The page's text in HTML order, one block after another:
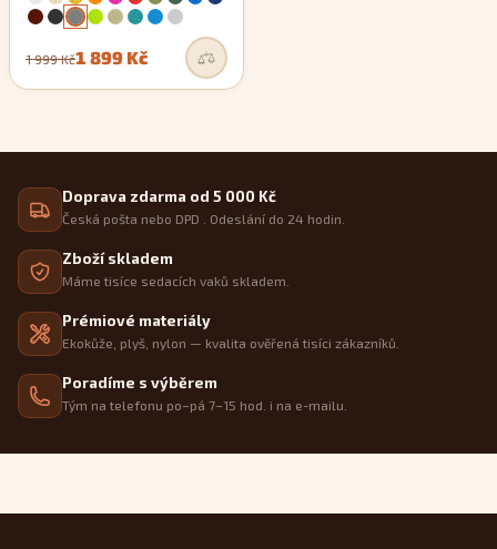
1 999 Kč1 899 Kč
Doprava zdarma od 5 000 Kč
Česká pošta nebo DPD . Odeslání do 24 hodin.
Zboží skladem
Máme tisíce sedacích vaků skladem.
Prémiové materiály
Ekokůže, plyš, nylon — kvalita ověřená tisíci zákazníků.
Poradíme s výběrem
Tým na telefonu po–pá 7–15 hod. i na e-mailu.